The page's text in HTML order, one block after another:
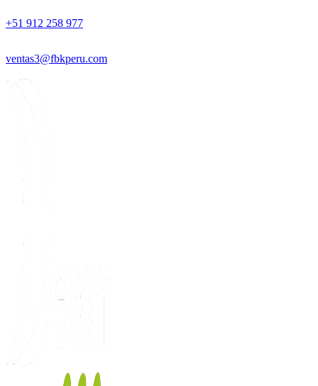
+51 912 258 977
ventas3@fbkperu.com